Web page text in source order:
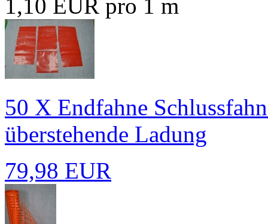
1,10 EUR pro 1 m
50 X Endfahne
überstehende Ladung
79,98 EUR